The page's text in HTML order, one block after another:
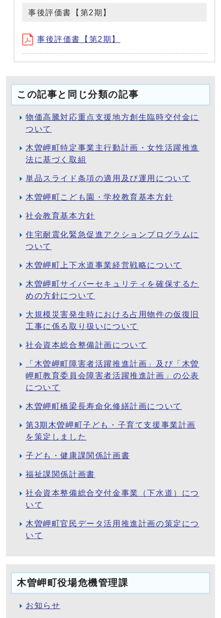
事後評価書【第2期】
事後評価書【第2期】
この記事と同じ分類の記事
物価高騰対応重点支援地方創生臨時交付金に
ついて
木曽岬町特定事業主行動計画・女性活躍推進
法に基づく取組
単品スライド条項の適用及び運用について
木曽岬町こども園・学校教育基本方針
社会教育基本方針
住宅耐震化緊急促進アクションプログラムに
ついて
木曽岬町上下水道事業経営戦略について
木曽岬町サイバーセキュリティを確保するた
めの方針について
大規模災害発生時における占用物件の仮復旧
工事に係る取り扱いについて
社会資本総合整備計画について
「木曽岬町障害者活躍推進計画」及び「木曽
岬町教育委員会障害者活躍推進計画」の公表
について
木曽岬町橋梁長寿命化修繕計画について
第3期木曽岬町子ども・子育て支援事業計画
を策定しました
子ども・健康課関係計画書
福祉課関係計画書
社会資本整備総合交付金事業（下水道）につ
いて
木曽岬町官民データ活用推進計画の策定につ
いて
木曽岬町役場危機管理課
お知らせ